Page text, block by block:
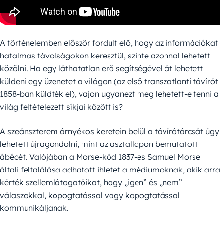
A történelemben először fordult elő, hogy az információkat
hatalmas távolságokon keresztül, szinte azonnal lehetett
közölni. Ha egy láthatatlan erő segítségével át lehetett
küldeni egy üzenetet a világon (az első transzatlanti távírót
1858-ban küldték el), vajon ugyanezt meg lehetett-e tenni a
világ feltételezett síkjai között is?
A szeánszterem árnyékos keretein belül a távírótárcsát úgy
lehetett újragondolni, mint az asztallapon bemutatott
ábécét. Valójában a Morse-kód 1837-es Samuel Morse
általi feltalálása adhatott ihletet a médiumoknak, akik arra
kérték szellemlátogatóikat, hogy „igen” és „nem”
válaszokkal, kopogtatással vagy kopogtatással
kommunikáljanak.